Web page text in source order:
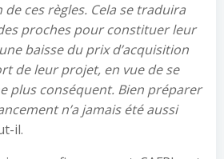
ces règles. Cela se traduira
proches pour constituer leur
baisse du prix d’acquisition
de leur projet, en vue de se
plus conséquent. Bien préparer
n’a jamais été aussi
il.